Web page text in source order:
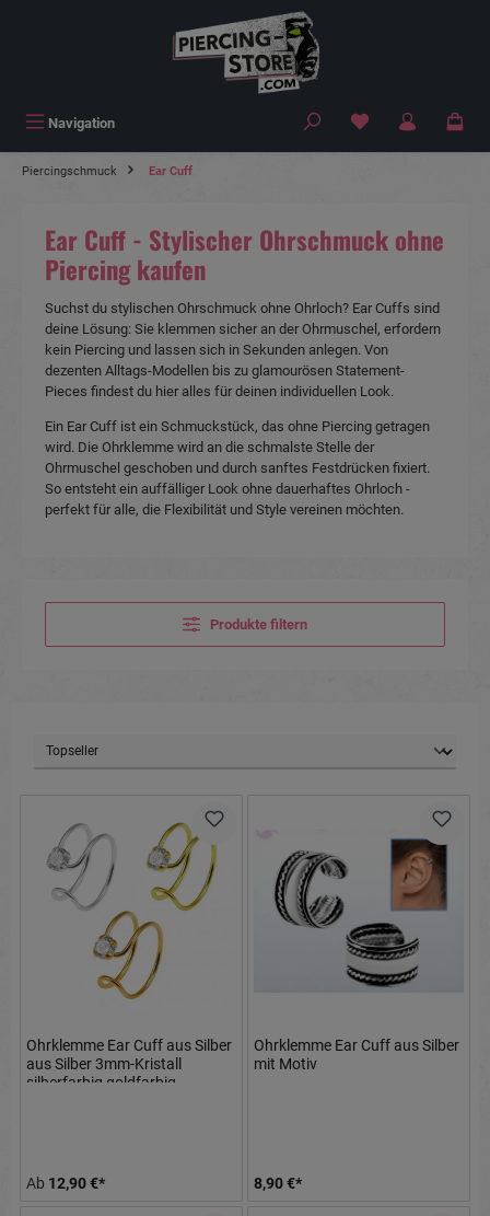
Navigation
Piercingschmuck Ear Cuff
Ear Cuff - Stylischer Ohrschmuck ohne
Piercing kaufen
Suchst du stylischen Ohrschmuck ohne Ohrloch? Ear Cuffs sind
deine Lösung: Sie klemmen sicher an der Ohrmuschel, erfordern
kein Piercing und lassen sich in Sekunden anlegen. Von
dezenten Alltags-Modellen bis zu glamourösen Statement-
Pieces findest du hier alles für deinen individuellen Look.
Ein Ear Cuff ist ein Schmuckstück, das ohne Piercing getragen
wird. Die Ohrklemme wird an die schmalste Stelle der
Ohrmuschel geschoben und durch sanftes Festdrücken fixiert.
So entsteht ein auffälliger Look ohne dauerhaftes Ohrloch -
perfekt für alle, die Flexibilität und Style vereinen möchten.
Produkte filtern
Ohrklemme Ear Cuff aus Silber
aus Silber 3mm-Kristall
silberfarbig goldfarbig
Ab 12,90 €*
Ohrklemme Ear Cuff aus Silber
mit Motiv
8,90 €*